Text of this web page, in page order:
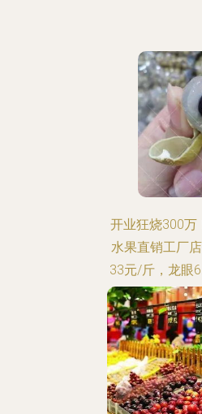
开业狂烧300万
水果直销工厂
33元/斤，龙眼